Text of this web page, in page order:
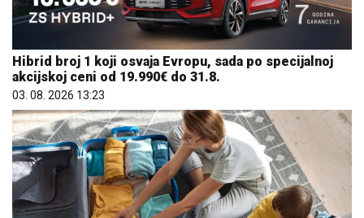
Hibrid broj 1 koji osvaja Evropu, sada po specijalnoj
akcijskoj ceni od 19.990€ do 31.8.
03. 08. 2026 13:23